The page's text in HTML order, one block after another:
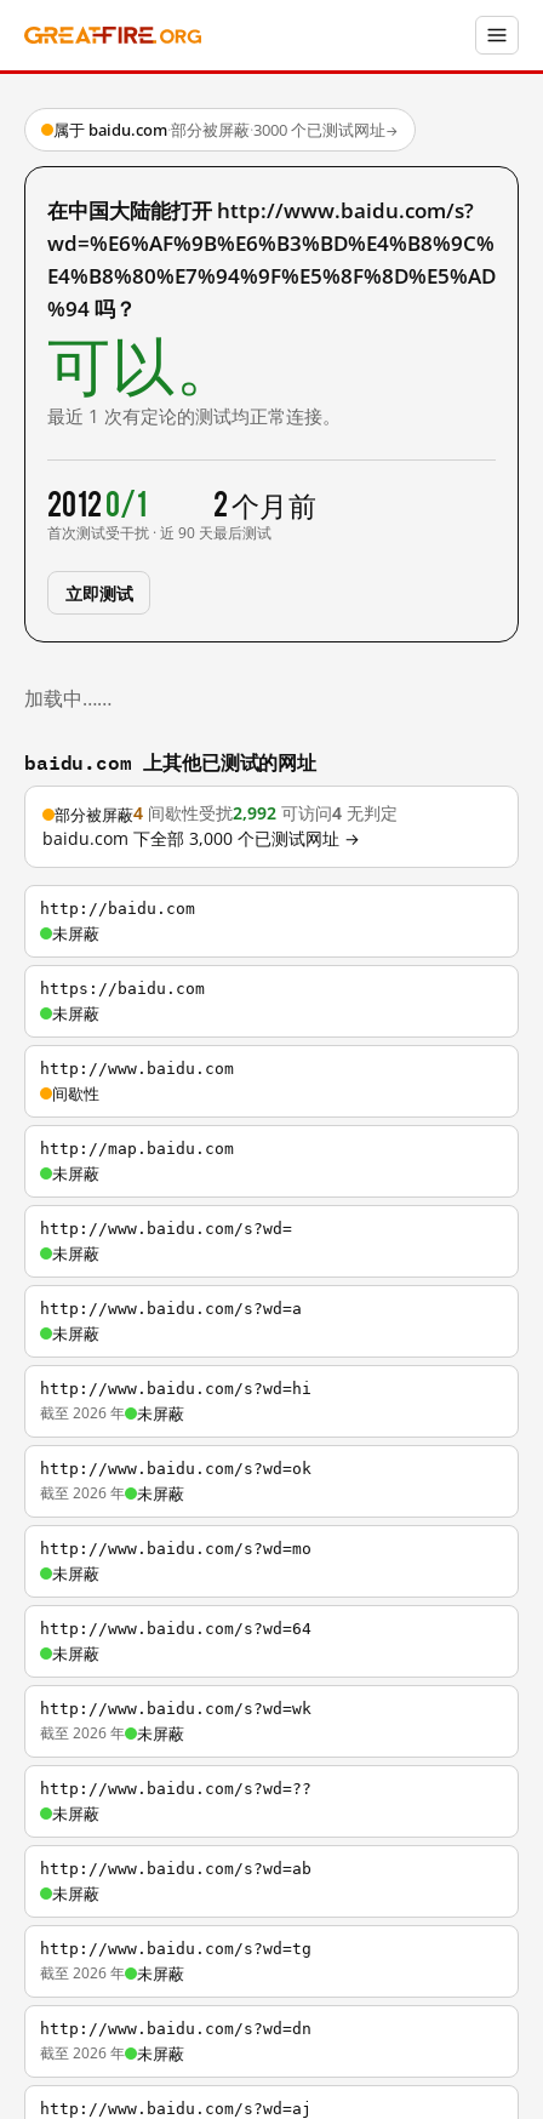
属于 baidu.com·部分被屏蔽·3000 个已测试网址→
在中国大陆能打开 http://www.baidu.com/s?
wd=%E6%AF%9B%E6%B3%BD%E4%B8%9C%
E4%B8%80%E7%94%9F%E5%8F%8D%E5%AD
%94 吗？
可以。
最近 1 次有定论的测试均正常连接。
2012
首次测试
0/1
受干扰 · 近 90 天
2 个月前
最后测试
立即测试
加载中……
baidu.com 上其他已测试的网址
部分被屏蔽4 间歇性受扰2,992 可访问4 无判定
baidu.com 下全部 3,000 个已测试网址 →
http://baidu.com
未屏蔽
https://baidu.com
未屏蔽
http://www.baidu.com
间歇性
http://map.baidu.com
未屏蔽
http://www.baidu.com/s?wd=
未屏蔽
http://www.baidu.com/s?wd=a
未屏蔽
http://www.baidu.com/s?wd=hi
截至 2026 年 未屏蔽
http://www.baidu.com/s?wd=ok
截至 2026 年 未屏蔽
http://www.baidu.com/s?wd=mo
未屏蔽
http://www.baidu.com/s?wd=64
未屏蔽
http://www.baidu.com/s?wd=wk
截至 2026 年 未屏蔽
http://www.baidu.com/s?wd=??
未屏蔽
http://www.baidu.com/s?wd=ab
未屏蔽
http://www.baidu.com/s?wd=tg
截至 2026 年 未屏蔽
http://www.baidu.com/s?wd=dn
截至 2026 年 未屏蔽
http://www.baidu.com/s?wd=aj